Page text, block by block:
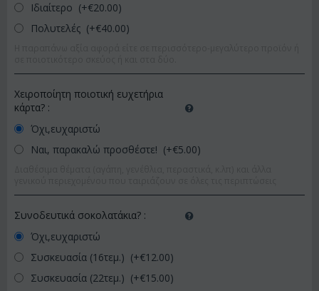
Ιδιαίτερο (+€20.00)
Πολυτελές (+€40.00)
Χειροποίητη ποιοτική ευχετήρια
κάρτα? :
Όχι,ευχαριστώ
Ναι, παρακαλώ προσθέστε! (+€5.00)
Συνοδευτικά σοκολατάκια? :
Όχι,ευχαριστώ
Συσκευασία (16τεμ.) (+€12.00)
Συσκευασία (22τεμ.) (+€15.00)